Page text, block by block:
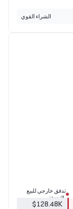
الشراء القوي
تدفق خارجي للبيع
بالتجزئة
$128.48K